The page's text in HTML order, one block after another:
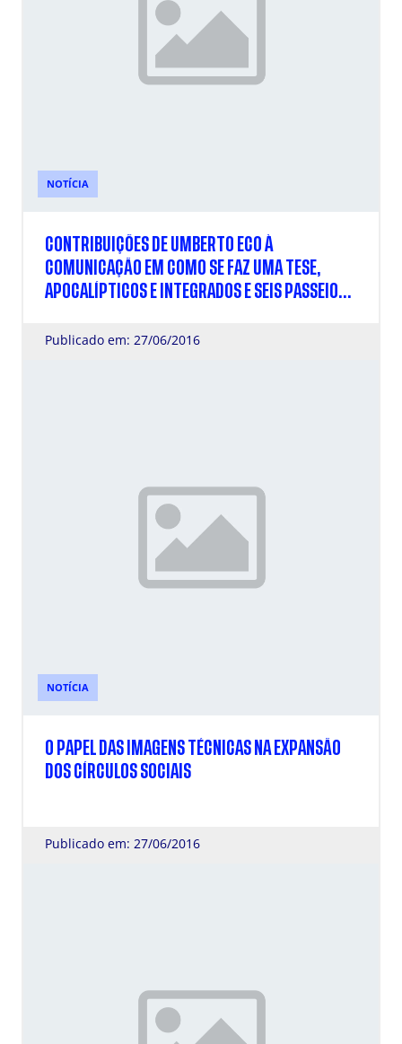
NOTÍCIA
CONTRIBUIÇÕES DE UMBERTO ECO À
COMUNICAÇÃO EM COMO SE FAZ UMA TESE,
APOCALÍPTICOS E INTEGRADOS E SEIS PASSEIOS
Publicado em: 27/06/2016
NOTÍCIA
O PAPEL DAS IMAGENS TÉCNICAS NA EXPANSÃO
DOS CÍRCULOS SOCIAIS
Publicado em: 27/06/2016